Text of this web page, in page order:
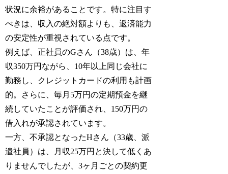
状況に余裕があることです。特に注目す
べきは、収入の絶対額よりも、返済能力
の安定性が重視されている点です。
例えば、正社員のGさん（38歳）は、年
収350万円ながら、10年以上同じ会社に
勤務し、クレジットカードの利用も計画
的。さらに、毎月5万円の定期預金を継
続していたことが評価され、150万円の
借入れが承認されています。
一方、不承認となったHさん（33歳、派
遣社員）は、月収25万円と決して低くあ
りませんでしたが、3ヶ月ごとの契約更